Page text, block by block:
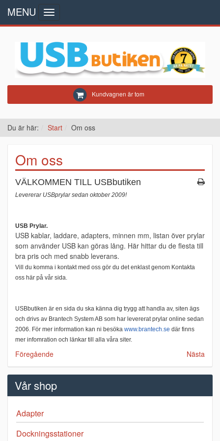
Kundvagnen är tom
MENU
Toggle
navigation
Du är här: Start Om oss
Om oss
VÄLKOMMEN TILL USBbutiken
Levererar USBprylar sedan oktober 2009!
USB Prylar.
USB kablar, laddare, adapters, minnen mm, listan över prylar
som använder USB kan göras lång. Här hittar du de flesta till
bra pris och med snabb leverans.
Vill du komma i kontakt med oss gör du det enklast genom Kontakta
oss här på vår sida.
USBbutiken är en sida du ska känna dig trygg att handla av, siten ägs
och drivs av Brantech System AB som har levererat prylar online sedan
2006. För mer information kan ni besöka www.brantech.se där finns
mer infomration och länkar till alla våra siter.
Föregående Nästa
Vår shop
Adapter
Dockningsstationer